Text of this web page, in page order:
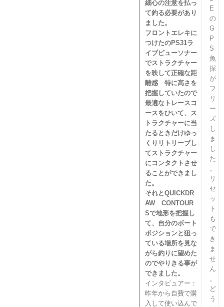
細心の注意を払っ
て釣る必要があり
ました。
フロントエレキに
つけたのPS31ラ
イブビューソナー
でストラクチャー
を映して正確な距
離感 特に高さを
把握していたので
最適なトレースコ
ースをひいて、ス
トラクチャーに当
たるときだけゆっ
くりリトリーブし
てストラクチャー
にコンタクトさせ
ることができまし
た。
それとQUICKDR
AW CONTOUR
Sで地形を把握し
て、自分のボート
ポジションと狙っ
ている場所を見な
がら釣りに望めた
のでやりきる事が
できました。
インタビュアー：
昨年から自費で購
入して使い込んで
E
の
G
P
S
魚
探
が
フ
リ
ー
ズ
し
ま
し
た
。
リ
セ
ッ
ト
も
で
き
ま
せ
ん
。
ど
う